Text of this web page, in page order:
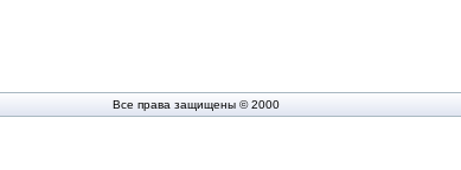
Все права защищены © 2000